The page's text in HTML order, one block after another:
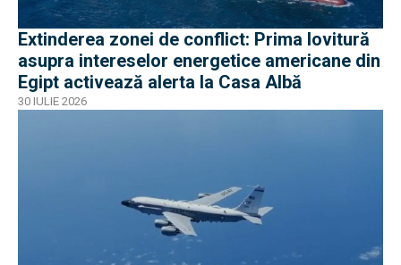
Extinderea zonei de conflict: Prima lovitură
asupra intereselor energetice americane din
Egipt activează alerta la Casa Albă
30 IULIE 2026